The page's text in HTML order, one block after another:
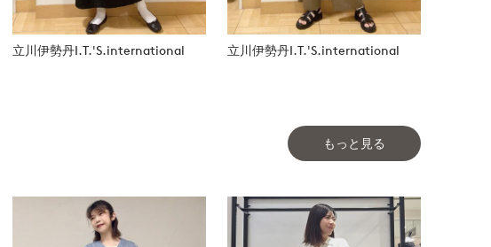
立川伊勢丹I.T.'S.international 立川伊勢丹I.T.'S.international
もっと見る